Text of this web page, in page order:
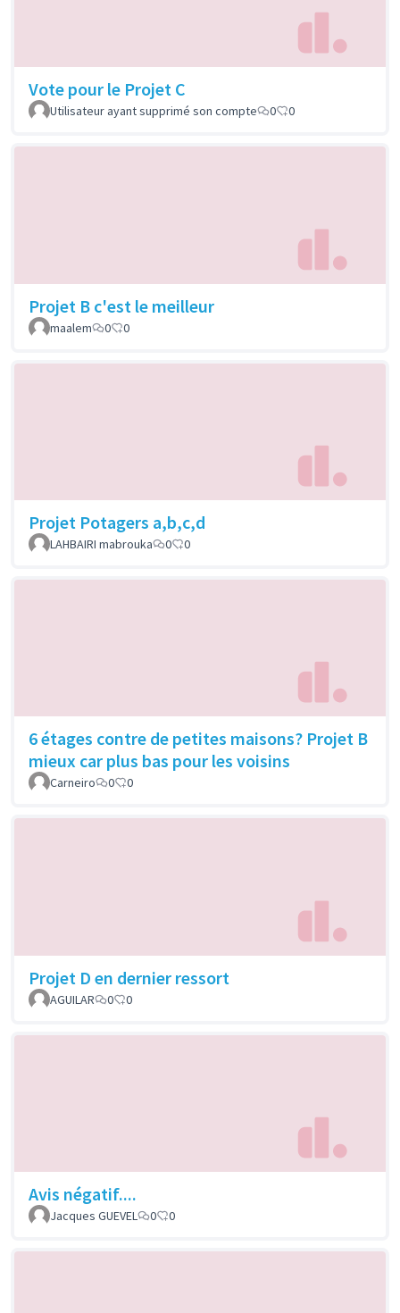
Vote pour le Projet C
Utilisateur ayant supprimé son compte 0 0
Projet B c'est le meilleur
maalem 0 0
Projet Potagers a,b,c,d
LAHBAIRI mabrouka 0 0
6 étages contre de petites maisons? Projet B
mieux car plus bas pour les voisins
Carneiro 0 0
Projet D en dernier ressort
AGUILAR 0 0
Avis négatif....
Jacques GUEVEL 0 0